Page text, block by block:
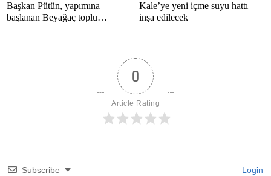
Başkan Pütün, yapımına
başlanan Beyağaç toplu
Kale’ye yeni içme suyu hattı
inşa edilecek
0
Article Rating
Subscribe Login